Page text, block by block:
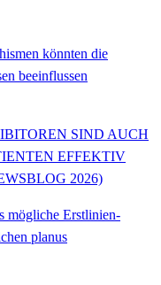
könnten die
beeinflussen
SIND AUCH
EFFEKTIV
2026)
mögliche Erstlinien-
planus